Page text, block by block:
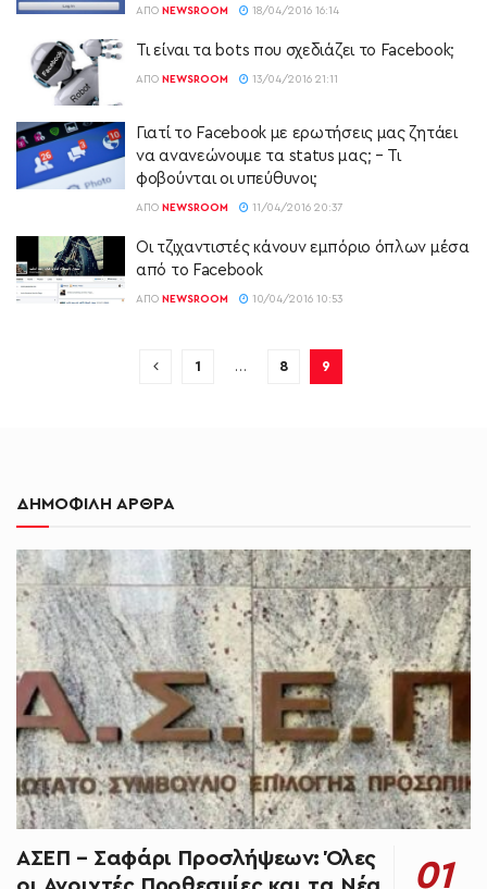
ΑΠΌ NEWSROOM 18/04/2016 16:14
Τι είναι τα bots που σχεδιάζει το Facebook;
ΑΠΌ NEWSROOM 13/04/2016 21:11
Γιατί το Facebook με ερωτήσεις μας ζητάει
να ανανεώνουμε τα status μας; – Τι
φοβούνται οι υπεύθυνοι;
ΑΠΌ NEWSROOM 11/04/2016 20:37
Οι τζιχαντιστές κάνουν εμπόριο όπλων μέσα
από το Facebook
ΑΠΌ NEWSROOM 10/04/2016 10:53
1 … 8 9
ΔΗΜΟΦΙΛΗ ΑΡΘΡΑ
ΑΣΕΠ – Σαφάρι Προσλήψεων: Όλες